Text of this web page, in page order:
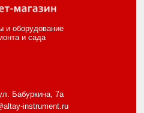
и оборудование
и сада
Бабуркина, 7а
instrument.ru